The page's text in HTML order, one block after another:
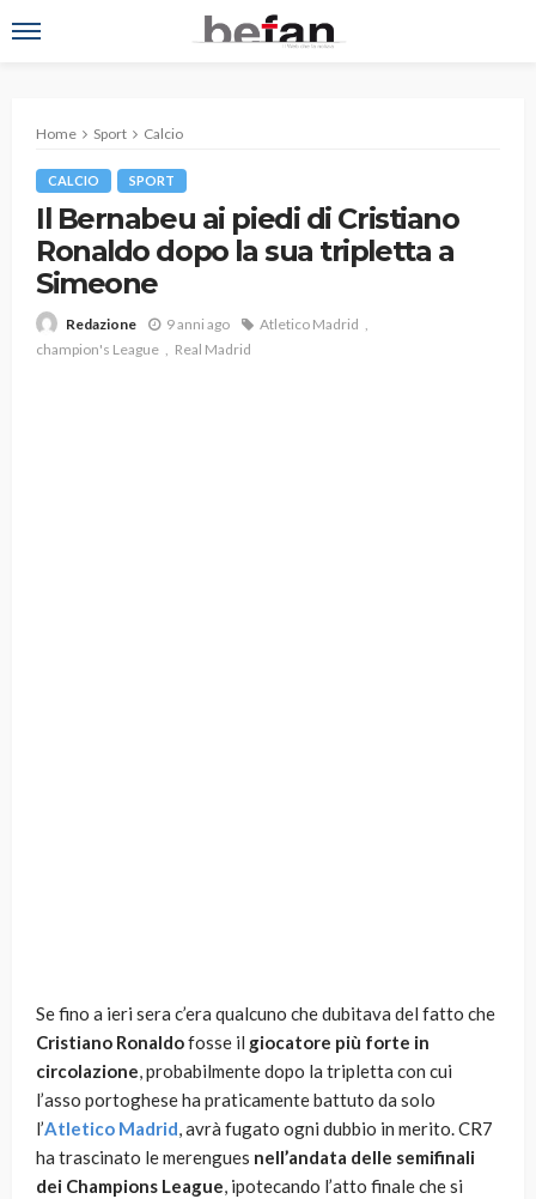
Home Sport Calcio
CALCIO SPORT
Il Bernabeu ai piedi di Cristiano
Ronaldo dopo la sua tripletta a
Simeone
Redazione 9 anni ago
Atletico Madrid
champion's League
Real Madrid
Se fino a ieri sera c’era qualcuno che dubitava del fatto che
Cristiano Ronaldofosse il giocatore più forte in
circolazione, probabilmente dopo la tripletta con cui
l’asso portoghese ha praticamente battuto da solo
l’Atletico Madrid, avrà fugato ogni dubbio in merito. CR7
ha trascinato le merengues nell’andata delle semifinali
dei Champions League, ipotecando l’atto finale che si